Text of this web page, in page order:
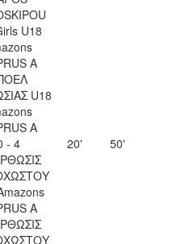
U18
A
U18
A
- 4
A
20' 50'